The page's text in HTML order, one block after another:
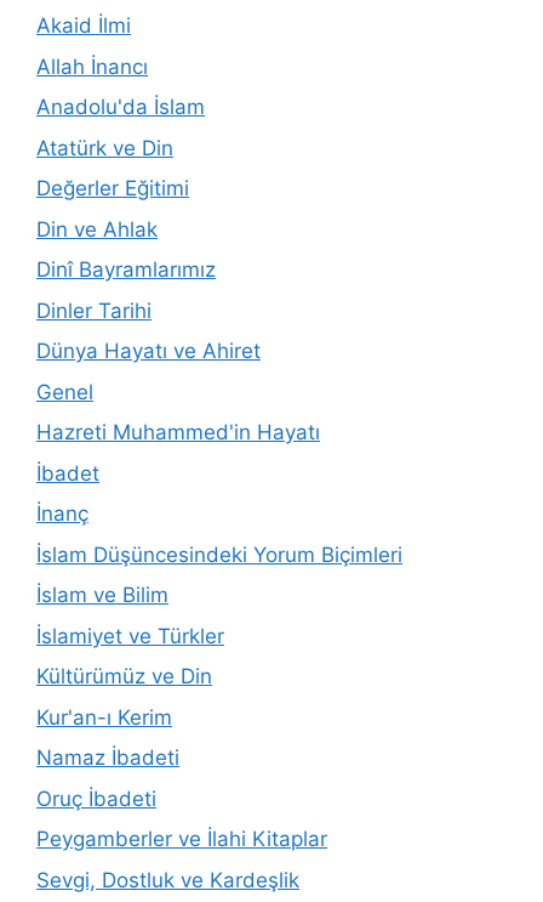
Akaid İlmi
Allah İnancı
Anadolu'da İslam
Atatürk ve Din
Değerler Eğitimi
Din ve Ahlak
Dinî Bayramlarımız
Dinler Tarihi
Dünya Hayatı ve Ahiret
Genel
Hazreti Muhammed'in Hayatı
İbadet
İnanç
İslam Düşüncesindeki Yorum Biçimleri
İslam ve Bilim
İslamiyet ve Türkler
Kültürümüz ve Din
Kur'an-ı Kerim
Namaz İbadeti
Oruç İbadeti
Peygamberler ve İlahi Kitaplar
Sevgi, Dostluk ve Kardeşlik